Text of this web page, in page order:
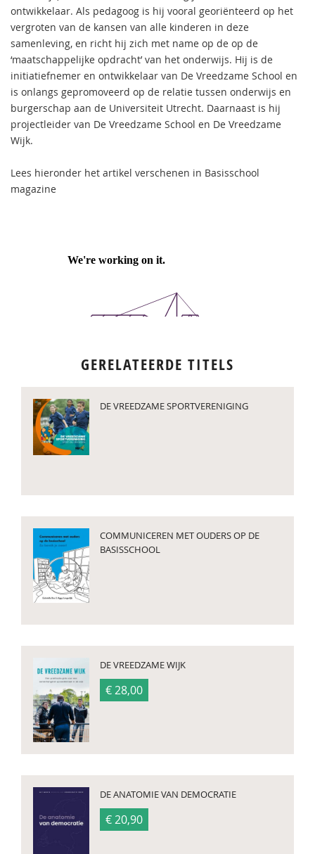
ontwikkelaar. Als pedagoog is hij vooral georiënteerd op het
vergroten van de kansen van alle kinderen in deze
samenleving, en richt hij zich met name op de op de
‘maatschappelijke opdracht’ van het onderwijs. Hij is de
initiatiefnemer en ontwikkelaar van De Vreedzame School en
is onlangs gepromoveerd op de relatie tussen onderwijs en
burgerschap aan de Universiteit Utrecht. Daarnaast is hij
projectleider van De Vreedzame School en De Vreedzame
Wijk.
Lees hieronder het artikel verschenen in Basisschool
magazine
GERELATEERDE TITELS
DE VREEDZAME SPORTVERENIGING
COMMUNICEREN MET OUDERS OP DE
BASISSCHOOL
DE VREEDZAME WIJK
€ 28,00
DE ANATOMIE VAN DEMOCRATIE
€ 20,90